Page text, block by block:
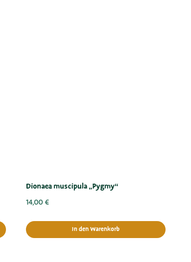
Dionaea muscipula „Pygmy“
14,00 €
In den Warenkorb